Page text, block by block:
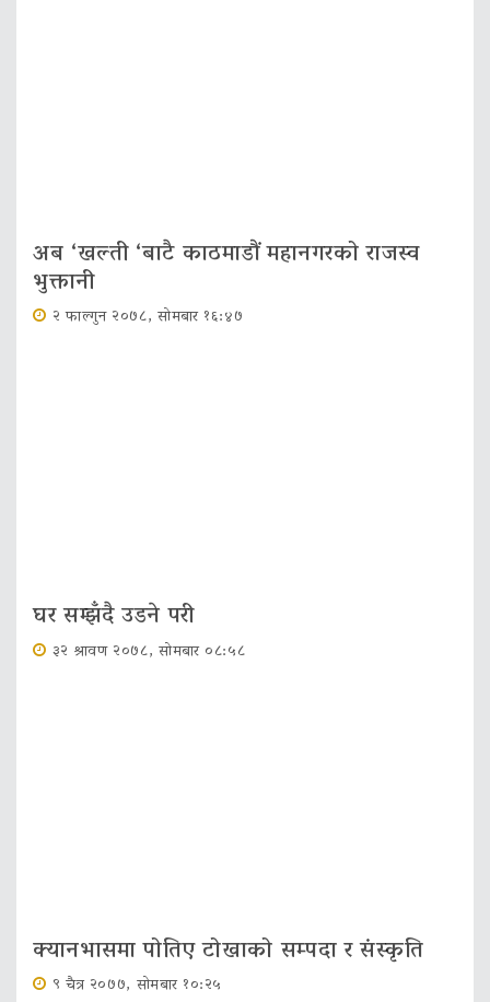
अब ‘खल्ती ‘बाटै काठमाडौं महानगरको राजस्व
भुक्तानी
२ फाल्गुन २०७८, सोमबार १६:४७
घर सम्झँदै उडने परी
३२ श्रावण २०७८, सोमबार ०८:५८
क्यानभासमा पोतिए टोखाको सम्पदा र संस्कृति
९ चैत्र २०७७, सोमबार १०:२५